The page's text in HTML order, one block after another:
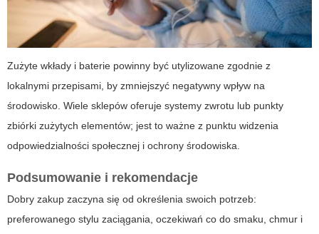
Zużyte wkłady i baterie powinny być utylizowane zgodnie z
lokalnymi przepisami, by zmniejszyć negatywny wpływ na
środowisko. Wiele sklepów oferuje systemy zwrotu lub punkty
zbiórki zużytych elementów; jest to ważne z punktu widzenia
odpowiedzialności społecznej i ochrony środowiska.
Podsumowanie i rekomendacje
Dobry zakup zaczyna się od określenia swoich potrzeb:
preferowanego stylu zaciągania, oczekiwań co do smaku, chmur i